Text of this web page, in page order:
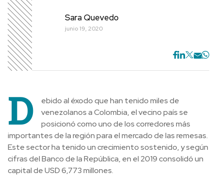
Sara Quevedo
junio 19, 2020
D
ebido al éxodo que han tenido miles de
venezolanos a Colombia, el vecino país se
posicionó como uno de los corredores más
importantes de la región para el mercado de las remesas.
Este sector ha tenido un crecimiento sostenido, ysegún
cifras del Banco de la República, en el 2019 consolidó un
capital de USD 6,773 millones.